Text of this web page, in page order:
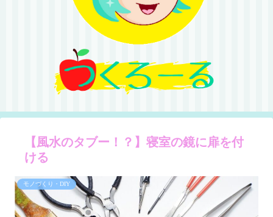
【風水のタブー！？】寝室の鏡に扉を付
ける
モノづくり・DIY